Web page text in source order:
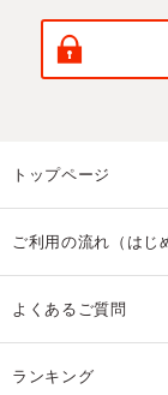
トップページ
ご利用の流れ（はじ
よくあるご質問
ランキング